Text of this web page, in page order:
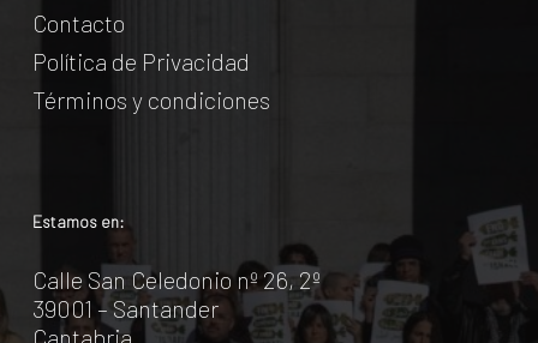
Contacto
Política de Privacidad
Términos y condiciones
Estamos en:
Calle San Celedonio nº 26, 2º
39001 – Santander
Cantabria